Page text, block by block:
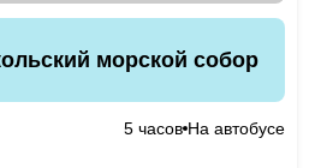
морской собор
5 часов На автобусе